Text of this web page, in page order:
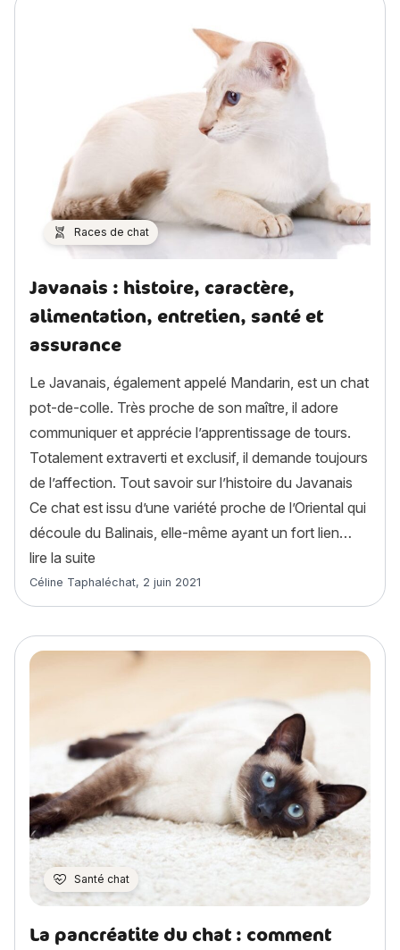
Races de chat
Javanais : histoire, caractère,
alimentation, entretien, santé et
assurance
Le Javanais, également appelé Mandarin, est un chat
pot-de-colle. Très proche de son maître, il adore
communiquer et apprécie l’apprentissage de tours.
Totalement extraverti et exclusif, il demande toujours
de l’affection. Tout savoir sur l’histoire du Javanais
Ce chat est issu d’une variété proche de l’Oriental qui
découle du Balinais, elle-même ayant un fort lien…
lire la suite
Article rédigé par
Céline Taphaléchat, 2 juin 2021
Santé chat
La pancréatite du chat : comment